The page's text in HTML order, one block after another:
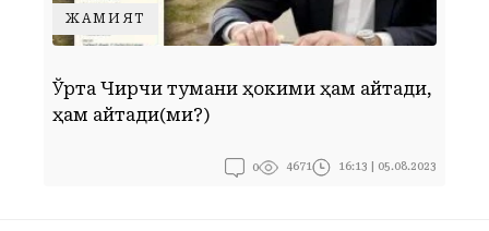
ЖАМИЯТ
Ўрта Чирчиқ тумани ҳокими ҳам айтади,
ҳам қайтади(ми?)
0 4671 16:13 | 05.08.2023